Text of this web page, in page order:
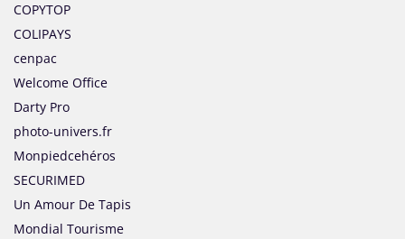
COPYTOP
COLIPAYS
cenpac
Welcome Office
Darty Pro
photo-univers.fr
Monpiedcehéros
SECURIMED
Un Amour De Tapis
Mondial Tourisme